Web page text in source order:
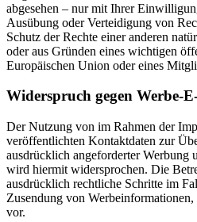
abgesehen – nur mit Ihrer
Ausübung oder Verteidigung von
Schutz der Rechte einer anderen
oder aus Gründen eines wichtigen
Europäischen Union oder eines
Widerspruch gegen Werbe-
Der Nutzung von im Rahmen der
veröffentlichten Kontaktdaten zur
ausdrücklich angeforderter Werbung
wird hiermit widersprochen. Die
ausdrücklich rechtliche Schritte im
Zusendung von
vor.